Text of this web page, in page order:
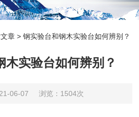
章 >钢实验台和钢木实验台如何辨别？
木实验台如何辨别？
06-07 浏览：1504次